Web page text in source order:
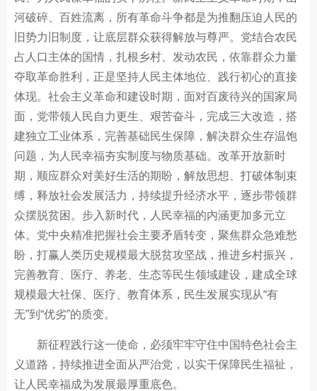
河破碎、百姓流离，所有革命斗争都是为推翻压迫人民的
旧势力旧制度，让底层群众获得解放与尊严。党结合农民
占人口主体的国情，扎根乡村、发动农民，依靠群众力量
夺取革命胜利，正是坚持人民主体地位、践行初心的直接
体现。社会主义革命和建设时期，面对百废待兴的国家局
面，党带领人民自力更生、艰苦奋斗，完成三大改造，搭
建独立工业体系，完善基础民生保障，解决群众生存温饱
问题，为人民幸福夯实制度与物质基础。改革开放新时
期，顺应群众对美好生活的期盼，解放思想、打破体制束
缚，释放社会发展活力，持续提升经济水平，逐步带领群
众摆脱贫困。步入新时代，人民幸福的内涵更加多元立
体。党中央精准把握社会主要矛盾转变，聚焦群众急难愁
盼，打赢人类历史规模最大脱贫攻坚战，推进乡村振兴，
完善教育、医疗、养老、生态等民生领域建设，建成全球
规模最大社保、医疗、教育体系，民生发展实现从“有
无”到“优劣”的质变。
新征程践行这一使命，必须牢牢守住中国特色社会主
义道路，持续推进全面从严治党，以实干保障民生福祉，
让人民幸福成为发展最厚重底色。